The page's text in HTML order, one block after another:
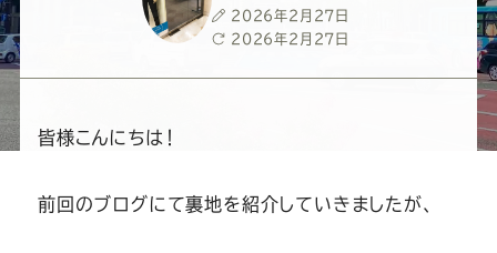
ー
ツ
SADA
ス
ー
ツ
SADA
ス
ー
SADA
ス
ー
SADA
ス
ー
SADA
投
稿
2026年2月27日
最
2026年2月27日
皆様こんにちは！
前回のブログにて裏地を紹介していきましたが、